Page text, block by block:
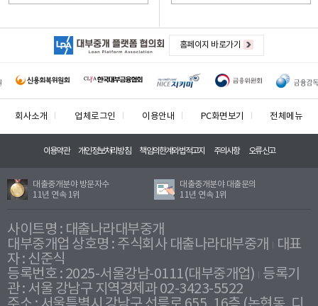
홈페이지 바로가기
회사소개 업체로그인 이용안내 PC화면보기 전체메뉴
이용약관 개인정보처리방침 책임의한계와법적고지 주의사항 오류신고
대출중개분야 방문자수
11년 연속 1위
대출중개분야 대출문의
11년 연속 1위
사이트명 : 대출나라대부중개
대부중개업 상호명 : 주식회사 대출나라대부중개
대표
자 : 신준식
등록번호 : 2025-서울강남-0111(대부중개업) 등록기
관 : 서울 강남구 지역경제과 02-3423-5522